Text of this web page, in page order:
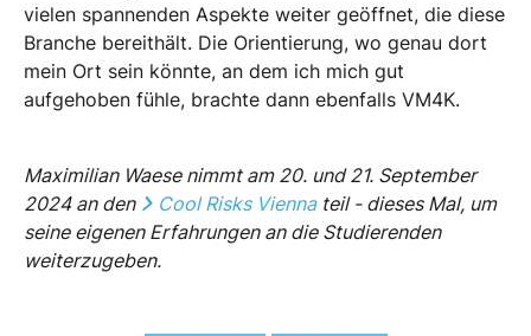
vielen spannenden Aspekte weiter geöffnet, die diese
Branche bereithält. Die Orientierung, wo genau dort
mein Ort sein könnte, an dem ich mich gut
aufgehoben fühle, brachte dann ebenfalls VM4K.
Maximilian Waese nimmt am 20. und 21. September
2024 an den
Cool Risks Viennateil - dieses Mal, um
seine eigenen Erfahrungen an die Studierenden
weiterzugeben.